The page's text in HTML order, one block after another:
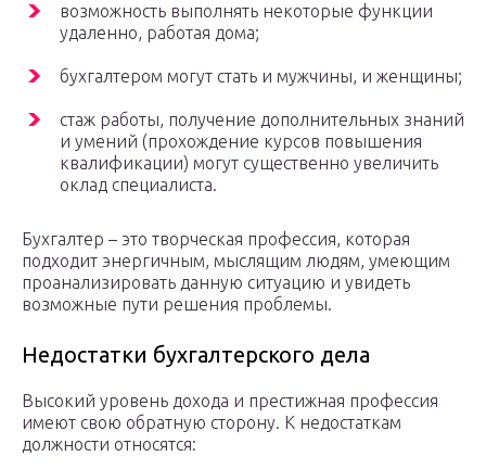
возможность выполнять некоторые функции
удаленно, работая дома;
бухгалтером могут стать и мужчины, и женщины;
стаж работы, получение дополнительных знаний
и умений (прохождение курсов повышения
квалификации) могут существенно увеличить
оклад специалиста.
Бухгалтер – это творческая профессия, которая
подходит энергичным, мыслящим людям, умеющим
проанализировать данную ситуацию и увидеть
возможные пути решения проблемы.
Недостатки бухгалтерского дела
Высокий уровень дохода и престижная профессия
имеют свою обратную сторону. К недостаткам
должности относятся: